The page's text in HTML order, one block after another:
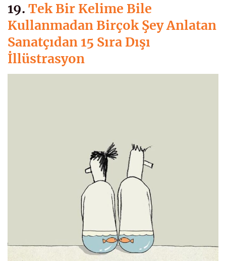
19. Tek Bir Kelime Bile
Kullanmadan Birçok Şey Anlatan
Sanatçıdan 15 Sıra Dışı
İllüstrasyon